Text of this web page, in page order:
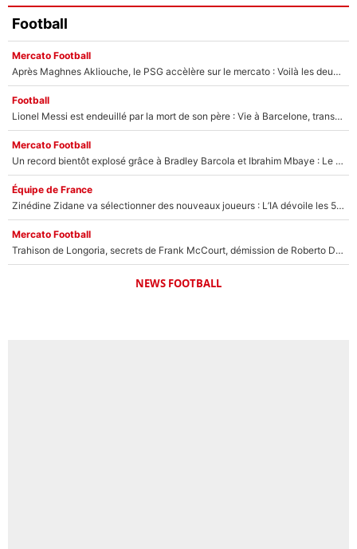
Football
Mercato Football
Après Maghnes Akliouche, le PSG accèlère sur le mercato : Voilà les deux nouvelles recrues qui vont signer la semaine prochaine ?
Football
Lionel Messi est endeuillé par la mort de son père : Vie à Barcelone, transfert au PSG... voilà comment Jorge Messi a joué un rôle essentiel dans sa carrière !
Mercato Football
Un record bientôt explosé grâce à Bradley Barcola et Ibrahim Mbaye : Le PSG sur le point de réaliser un mercato historique ?
Équipe de France
Zinédine Zidane va sélectionner des nouveaux joueurs : L’IA dévoile les 5 cracks qui pourraient rapidement le rejoindre en équipe de France !
Mercato Football
Trahison de Longoria, secrets de Frank McCourt, démission de Roberto De Zerbi : Medhi Benatia se lâche sur son départ de l'OM et fait d'importantes révélations
NEWS FOOTBALL